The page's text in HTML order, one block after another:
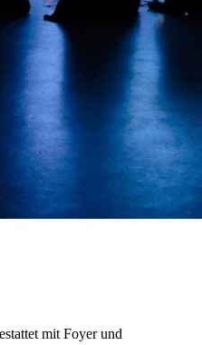
mit Foyer und